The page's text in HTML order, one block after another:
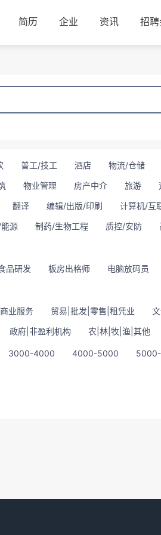
简历 企业 资讯 招
普工/技工 酒店 物流/仓储
物业管理 房产中介 旅游
翻译 编辑/出版/印刷 计算机/互
源 制药/生物工程 质控/安防
品研发 板房出格师 电脑放码员
商业服务 贸易|批发|零售|租凭业
政府|非盈利机构 农|林|牧|渔|其他
3000-4000 4000-5000